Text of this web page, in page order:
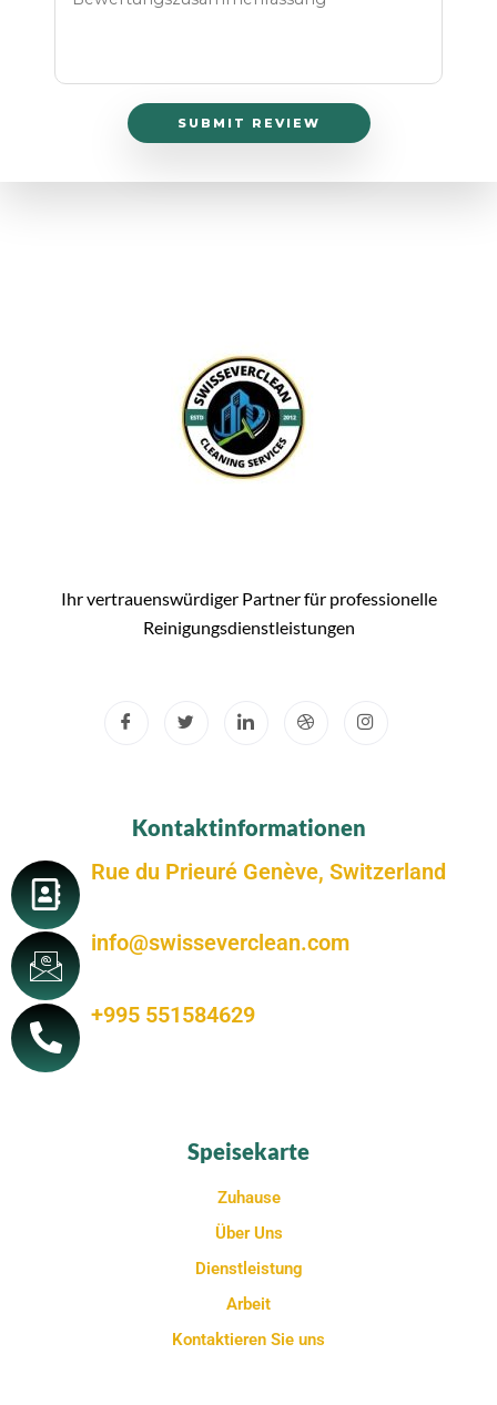
SUBMIT REVIEW
Ihr vertrauenswürdiger Partner für professionelle
Reinigungsdienstleistungen
Kontaktinformationen
Rue du Prieuré Genève, Switzerland
info@swisseverclean.com
+995 551584629
Speisekarte
Zuhause
Über Uns
Dienstleistung
Arbeit
Kontaktieren Sie uns